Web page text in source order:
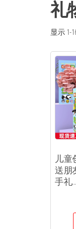
礼
品
网
礼
显示 1-
儿童
送朋
手礼...